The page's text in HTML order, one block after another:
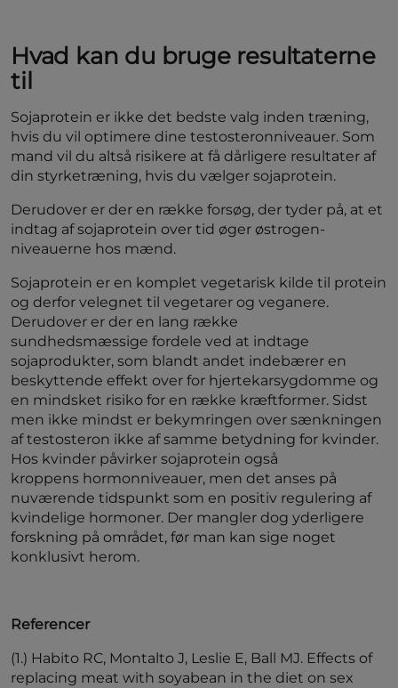
Hvad kan du bruge resultaterne
til
Sojaprotein er ikke det bedste valg inden træning,
hvis du vil optimere dine testosteronniveauer. Som
mand vil du altså risikere at få dårligere resultater af
din styrketræning, hvis du vælger sojaprotein.
Derudover er der en række forsøg, der tyder på, at et
indtag af sojaprotein over tid øger østrogen-
niveauerne hos mænd.
Sojaprotein er en komplet vegetarisk kilde til protein
og derfor velegnet til vegetarer og veganere.
Derudover er der en lang række
sundhedsmæssige fordele ved at indtage
sojaprodukter, som blandt andet indebærer en
beskyttende effekt over for hjertekarsygdomme og
en mindsket risiko for en række kræftformer. Sidst
men ikke mindst er bekymringen over sænkningen
af testosteron ikke af samme betydning for kvinder.
Hos kvinder påvirker sojaprotein også
kroppens hormonniveauer, men det anses på
nuværende tidspunkt som en positiv regulering af
kvindelige hormoner. Der mangler dog yderligere
forskning på området, før man kan sige noget
konklusivt herom.
Referencer
(1.) Habito RC, Montalto J, Leslie E, Ball MJ. Effects of
replacing meat with soyabean in the diet on sex